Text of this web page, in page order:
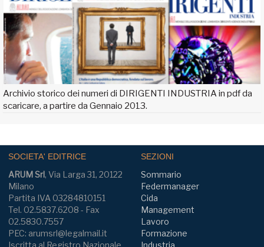
Archivio storico dei numeri di DIRIGENTI INDUSTRIA in pdf da
scaricare, a partire da Gennaio 2013.
SOCIETA' EDITRICE
ARUM Srl, Via Larga 31, 20122
Milano
Partita IVA 03284810151
Tel. 02.5837.6208 - Fax
02.5830.7557
PEC: arumsrl@legalmail.it
Iscritta al Registro Nazionale
SEZIONI
Sommario
Federmanager
Cida
Management
Lavoro
Formazione
Industria